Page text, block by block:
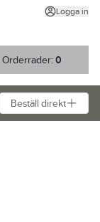
Logga in
Orderrader: 0
Beställ direkt